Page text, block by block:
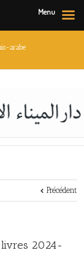
arabe
Précédent
2024-
Menu